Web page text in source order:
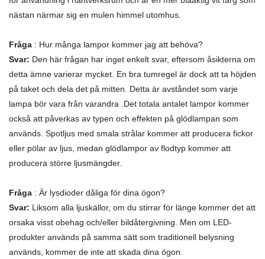
nästan närmar sig en mulen himmel utomhus.
Fråga : Hur många lampor kommer jag att behöva?
Svar: Den här frågan har inget enkelt svar, eftersom åsikterna om
detta ämne varierar mycket. En bra tumregel är dock att ta höjden
på taket och dela det på mitten. Detta är avståndet som varje
lampa bör vara från varandra .Det totala antalet lampor kommer
också att påverkas av typen och effekten på glödlampan som
används. Spotljus med smala strålar kommer att producera fickor
eller pölar av ljus, medan glödlampor av flodtyp kommer att
producera större ljusmängder.
Fråga : Är lysdioder dåliga för dina ögon?
Svar: Liksom alla ljuskällor, om du stirrar för länge kommer det att
orsaka visst obehag och/eller bildåtergivning. Men om LED-
produkter används på samma sätt som traditionell belysning
används, kommer de inte att skada dina ögon.